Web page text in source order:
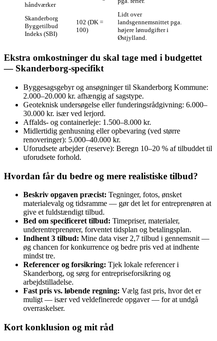
håndværker
Skanderborg
Byggetilbud
Indeks (SBI)
102 (DK =
100)
Lidt over
landsgennemsnittet pga.
højere lønudgifter i
Østjylland.
Ekstra omkostninger du skal tage med i budgettet
— Skanderborg‑specifikt
Byggesagsgebyr og ansøgninger til Skanderborg Kommune:
2.000–20.000 kr. afhængig af sagstype.
Geoteknisk undersøgelse eller funderingsrådgivning: 6.000–
30.000 kr. især ved lerjord.
Affalds- og containerleje: 1.500–8.000 kr.
Midlertidig genhusning eller opbevaring (ved større
renoveringer): 5.000–40.000 kr.
Uforudsete arbejder (reserve): Beregn 10–20 % af tilbuddet til
uforudsete forhold.
Hvordan får du bedre og mere realistiske tilbud?
Beskriv opgaven præcist: Tegninger, fotos, ønsket
materialevalg og tidsramme — gør det let for entreprenøren at
give et fuldstændigt tilbud.
Bed om specificeret tilbud: Timepriser, materialer,
underentreprenører, forventet tidsplan og betalingsplan.
Indhent 3 tilbud: Mine data viser 2,7 tilbud i gennemsnit —
øg chancen for konkurrence og bedre pris ved at indhente
mindst tre.
Referencer og forsikring: Tjek lokale referencer i
Skanderborg, og sørg for entrepriseforsikring og
arbejdstilladelse.
Fast pris vs. løbende regning: Vælg fast pris, hvor det er
muligt — især ved veldefinerede opgaver — for at undgå
overraskelser.
Kort konklusion og mit råd